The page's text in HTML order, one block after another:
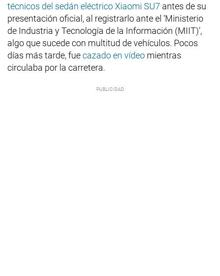
técnicos del sedán eléctrico Xiaomi SU7 antes de su
presentación oficial, al registrarlo ante el ‘Ministerio
de Industria y Tecnología de la Información (MIIT)’,
algo que sucede con multitud de vehículos. Pocos
días más tarde, fuecazado en vídeo mientras
circulaba por la carretera.